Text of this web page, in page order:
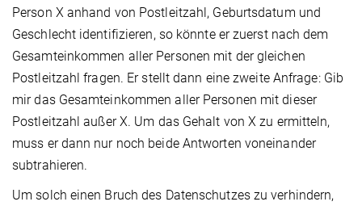
Person X anhand von Postleitzahl, Geburtsdatum und
Geschlecht identifizieren, so könnte er zuerst nach dem
Gesamteinkommen aller Personen mit der gleichen
Postleitzahl fragen. Er stellt dann eine zweite Anfrage: Gib
mir das Gesamteinkommen aller Personen mit dieser
Postleitzahl außer X. Um das Gehalt von X zu ermitteln,
muss er dann nur noch beide Antworten voneinander
subtrahieren.
Um solch einen Bruch des Datenschutzes zu verhindern,